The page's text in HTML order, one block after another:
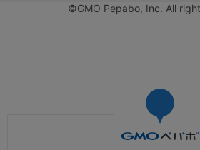
©GMO Pepabo, Inc. All